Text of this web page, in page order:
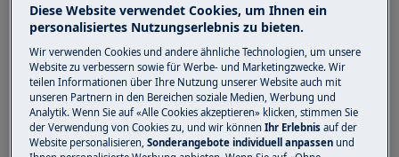
WARNUNG!VERBRENNUNGSGEFAHR
Vor jeder Reparatur- oder Wartungsarbeit
stellen Sie sicher, dass das Gerät nicht heiss ist.
Diese Website verwendet Cookies, um Ihnen ein
personalisiertes Nutzungserlebnis zu bieten.
Wir verwenden Cookies und andere ähnliche Technologien, um unsere
Website zu verbessern sowie für Werbe- und Marketingzwecke. Wir
teilen Informationen über Ihre Nutzung unserer Website auch mit
unseren Partnern in den Bereichen soziale Medien, Werbung und
Analytik. Wenn Sie auf «Alle Cookies akzeptieren» klicken, stimmen Sie
der Verwendung von Cookies zu, und wir könnenIhr Erlebnisauf der
Website personalisieren,Sonderangebote individuell anpassen und